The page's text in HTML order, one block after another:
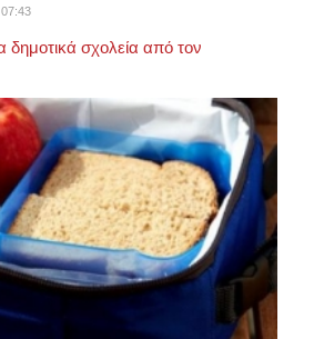
07:43
σχολεία από τον